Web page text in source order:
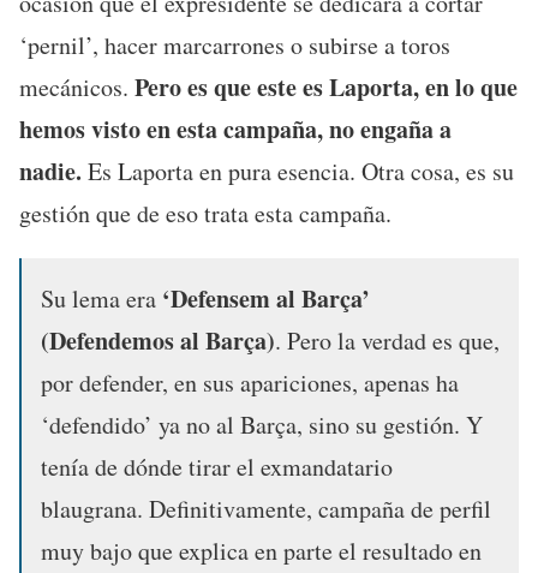
‘pernil’, hacer marcarrones o subirse a toros
mecánicos. Pero es que este es Laporta, en lo que
hemos visto en esta campaña, no engaña a
nadie. Es Laporta en pura esencia. Otra cosa, es su
gestión que de eso trata esta campaña.
Su lema era ‘Defensem al Barça’
(Defendemos al Barça). Pero la verdad es que,
por defender, en sus apariciones, apenas ha
‘defendido’ ya no al Barça, sino su gestión. Y
tenía de dónde tirar el exmandatario
blaugrana. Definitivamente, campaña de perfil
muy bajo que explica en parte el resultado en